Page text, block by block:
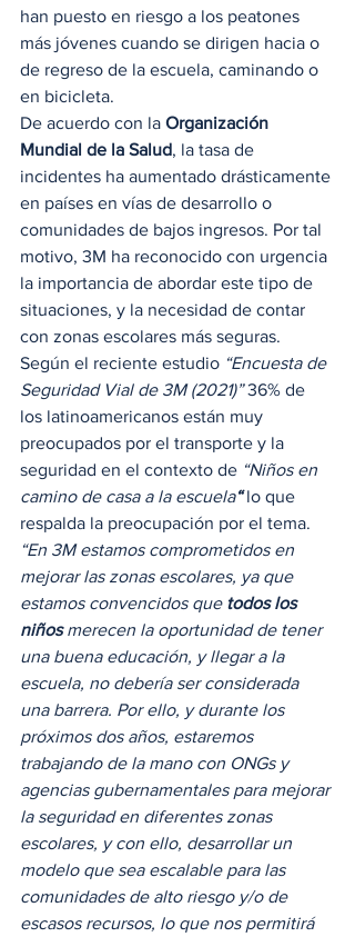
han puesto en riesgo a los peatones
más jóvenes cuando se dirigen hacia o
de regreso de la escuela, caminando o
en bicicleta.
De acuerdo con la Organización
Mundial de la Salud, la tasa de
incidentes ha aumentado drásticamente
en países en vías de desarrollo o
comunidades de bajos ingresos. Por tal
motivo, 3M ha reconocido con urgencia
la importancia de abordar este tipo de
situaciones, y la necesidad de contar
con zonas escolares más seguras.
Según el reciente estudio “Encuesta de
Seguridad Vial de 3M (2021)” 36% de
los latinoamericanos están muy
preocupados por el transporte y la
seguridad en el contexto de “Niños en
camino de casa a la escuela“ lo que
respalda la preocupación por el tema.
“En 3M estamos comprometidos en
mejorar las zonas escolares, ya que
estamos convencidos que todos los
niños merecen la oportunidad de tener
una buena educación, y llegar a la
escuela, no debería ser considerada
una barrera. Por ello, y durante los
próximos dos años, estaremos
trabajando de la mano con ONGs y
agencias gubernamentales para mejorar
la seguridad en diferentes zonas
escolares, y con ello, desarrollar un
modelo que sea escalable para las
comunidades de alto riesgo y/o de
escasos recursos, lo que nos permitirá